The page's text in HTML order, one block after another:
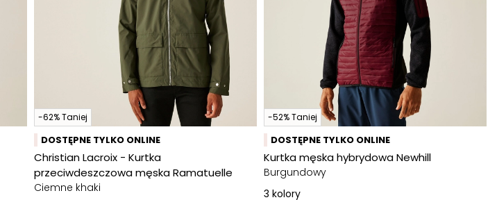
-62% Taniej
DOSTĘPNE TYLKO ONLINE
Christian Lacroix - Kurtka
przeciwdeszczowa męska Ramatuelle
Ciemne khaki
-52% Taniej
DOSTĘPNE TYLKO ONLINE
Kurtka męska hybrydowa Newhill
Burgundowy
3 kolory